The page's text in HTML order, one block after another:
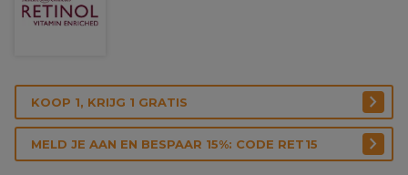
KOOP 1, KRIJG 1 GRATIS
MELD JE AAN EN BESPAAR 15%: CODE RET15